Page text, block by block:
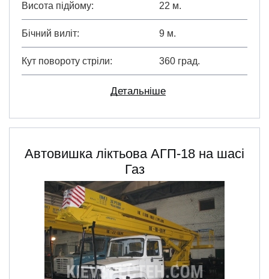
Висота підйому 22 м.
Бічний виліт 9 м.
Кут повороту стріли 360 град.
Детальніше
Автовишка ліктьова АГП-18 на шасі
Газ